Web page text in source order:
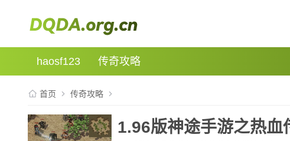
haosf123 传奇攻略
首页 传奇攻略
1.96版神途手游之热血